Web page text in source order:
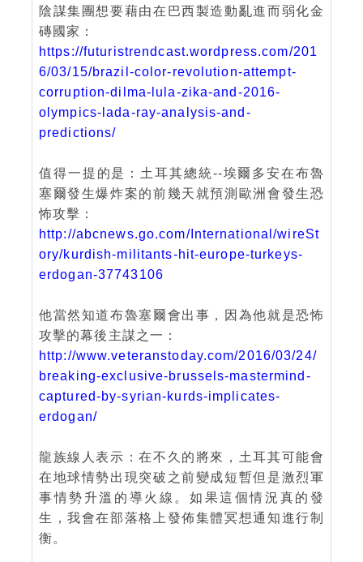
陰謀集團想要藉由在巴西製造動亂進而弱化金
磚國家：
https://futuristrendcast.wordpress.com/201
6/03/15/brazil-color-revolution-attempt-
corruption-dilma-lula-zika-and-2016-
olympics-lada-ray-analysis-and-
predictions/
值得一提的是：土耳其總統--埃爾多安在布魯
塞爾發生爆炸案的前幾天就預測歐洲會發生恐
怖攻擊：
http://abcnews.go.com/International/wireSt
ory/kurdish-militants-hit-europe-turkeys-
erdogan-37743106
他當然知道布魯塞爾會出事，因為他就是恐怖
攻擊的幕後主謀之一：
http://www.veteranstoday.com/2016/03/24/
breaking-exclusive-brussels-mastermind-
captured-by-syrian-kurds-implicates-
erdogan/
龍族線人表示：在不久的將來，土耳其可能會
在地球情勢出現突破之前變成短暫但是激烈軍
事情勢升溫的導火線。如果這個情況真的發
生，我會在部落格上發佈集體冥想通知進行制
衡。